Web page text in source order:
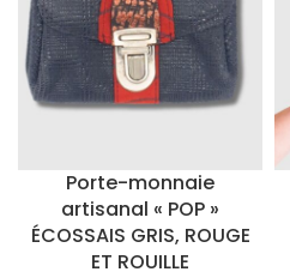
Porte-monnaie
artisanal « POP »
ÉCOSSAIS GRIS, ROUGE
ET ROUILLE